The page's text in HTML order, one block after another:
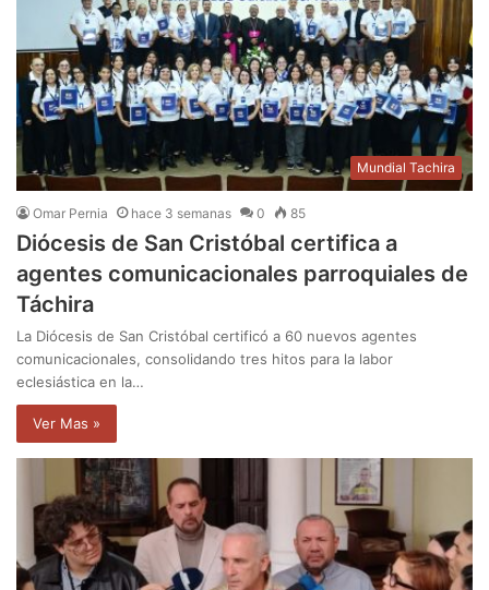
Mundial Tachira
Omar Pernia hace 3 semanas 0 85
Diócesis de San Cristóbal certifica a
agentes comunicacionales parroquiales de
Táchira
La Diócesis de San Cristóbal certificó a 60 nuevos agentes
comunicacionales, consolidando tres hitos para la labor
eclesiástica en la…
Ver Mas »